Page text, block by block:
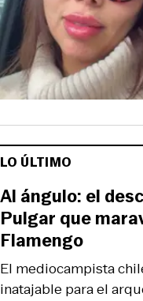
LO ÚLTIMO
El mediocampista
inatajable para el
Al ángulo: el
Pulgar que
Flamengo